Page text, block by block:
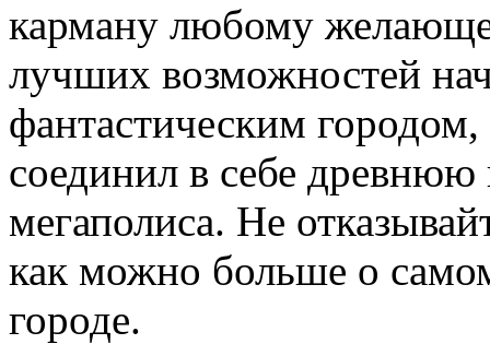
карману любому
лучших возможностей
фантастическим
соединил в себе
мегаполиса. Не
как можно больше о
городе.